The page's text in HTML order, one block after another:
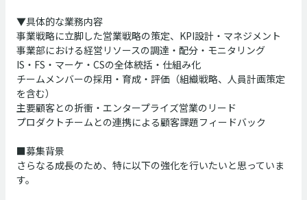
▼具体的な業務内容
事業戦略に立脚した営業戦略の策定、KPI設計・マネジメント
事業部における経営リソースの調達・配分・モニタリング
IS・FS・マーケ・CSの全体統括・仕組み化
チームメンバーの採用・育成・評価（組織戦略、人員計画策定
を含む）
主要顧客との折衝・エンタープライズ営業のリード
プロダクトチームとの連携による顧客課題フィードバック
■募集背景
さらなる成長のため、特に以下の強化を行いたいと思っていま
す。